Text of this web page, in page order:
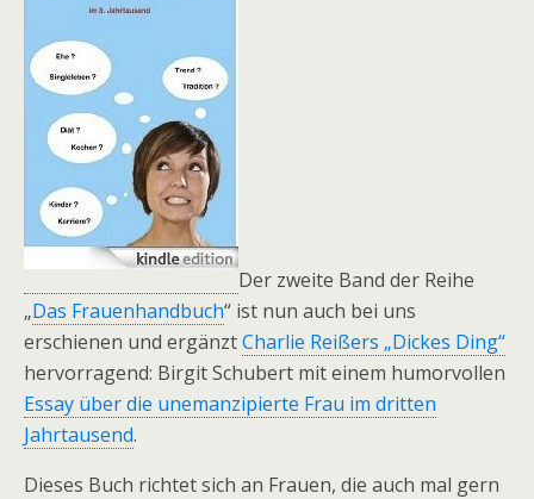
Der zweite Band der Reihe
„Das Frauenhandbuch“ ist nun auch bei uns
erschienen und ergänztCharlie Reißers „Dickes Ding“
hervorragend: Birgit Schubert mit einem humorvollen
Essay über die unemanzipierte Frau im dritten
Jahrtausend.
Dieses Buch richtet sich an Frauen, die auch mal gern